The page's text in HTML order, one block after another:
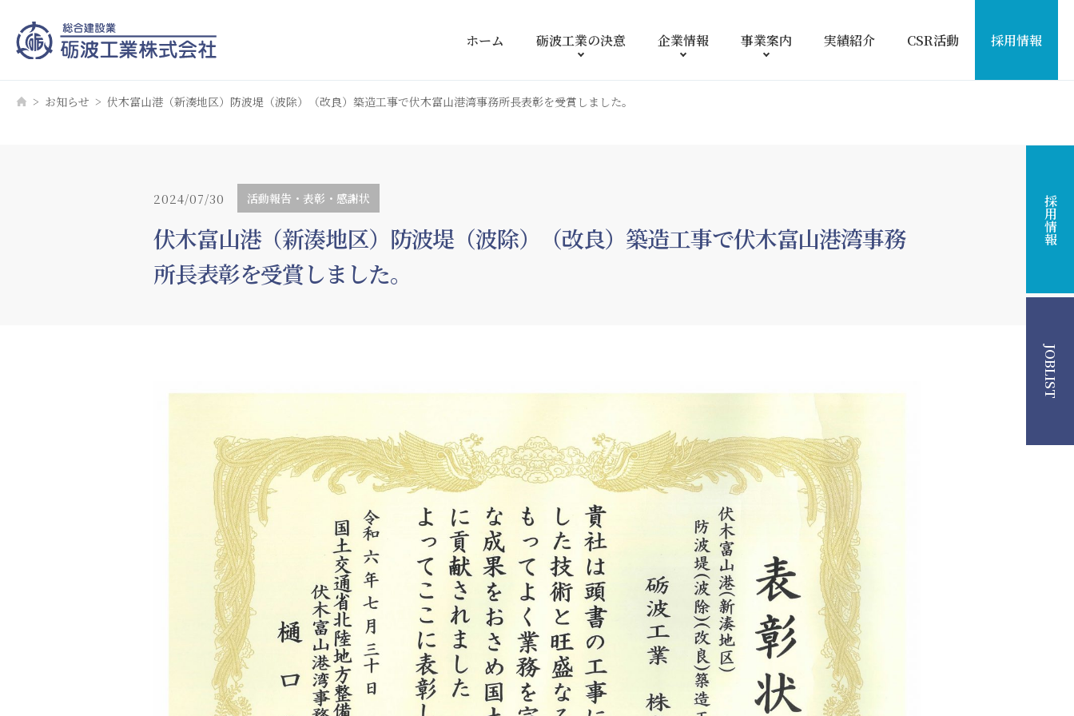
ホーム 砺波工業の決意 企業情報 事業案内 実績紹介 CSR活動 採用情報
採用情報
JOBLIST
お知らせ 伏木富山港（新湊地区）防波堤（波除）（改良）築造工事で伏木富山港湾事務所長表彰を受賞しました。
2024/07/30 活動報告・表彰・感謝状
伏木富山港（新湊地区）防波堤（波除）（改良）築造工事で伏木富山港湾事務
所長表彰を受賞しました。